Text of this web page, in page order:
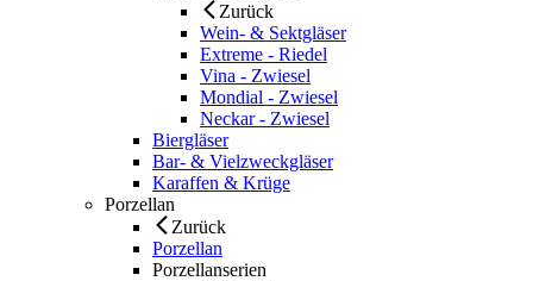
Zurück
Wein- & Sektgläser
Extreme - Riedel
Vina - Zwiesel
Mondial - Zwiesel
Neckar - Zwiesel
Biergläser
Bar- & Vielzweckgläser
Karaffen & Krüge
Porzellan
Zurück
Porzellan
Porzellanserien